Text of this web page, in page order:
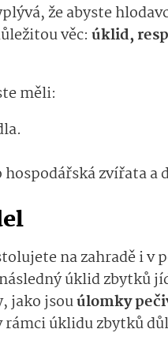
že abyste
věc: úklid,
měli:
zvířata a
na zahradě i v
úklid zbytků
jako jsouúlomky
rámci úklidu zbytků